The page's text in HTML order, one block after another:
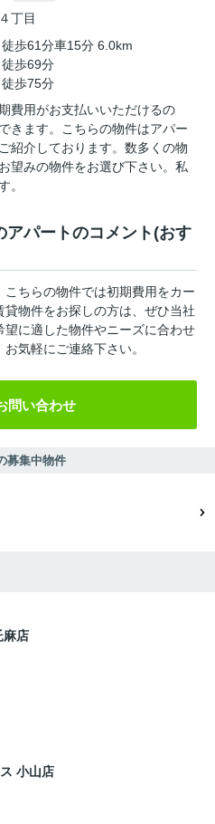
４丁目
徒歩61分車15分 6.0km
徒歩69分
徒歩75分
費用がお支払いいただけるの
きます。こちらの物件はアパー
紹介しております。数多くの物
望みの物件をお選び下さい。私
。
アパートのコメント(おす
ちらの物件では初期費用をカー
貸物件をお探しの方は、ぜひ当社
に適した物件やニーズに合わせ
気軽にご連絡下さい。
問い合わせ
募集中物件
麻店
小山店